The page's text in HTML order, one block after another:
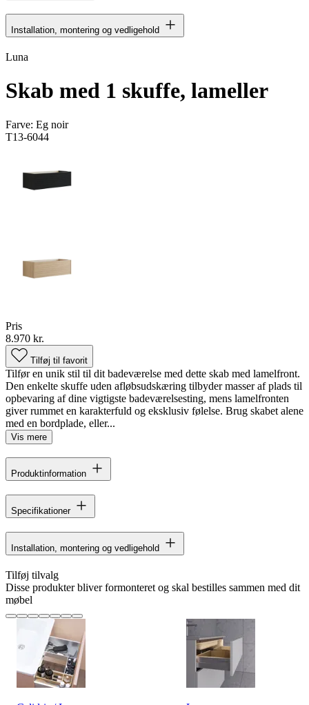
Installation, montering og vedligehold
Luna
Skab med 1 skuffe, lameller
Farve: Eg noir
T13-6044
Pris
8.970 kr.
Tilføj til favorit
Tilfør en unik stil til dit badeværelse med dette skab med lamelfront.
Den enkelte skuffe uden afløbsudskæring tilbyder masser af plads til
opbevaring af dine vigtigste badeværelsesting, mens lamelfronten
giver rummet en karakterfuld og eksklusiv følelse. Brug skabet alene
med en bordplade, eller...
Vis mere
Produktinformation
Specifikationer
Installation, montering og vedligehold
Tilføj tilvalg
Disse produkter bliver formonteret og skal bestilles sammen med dit
møbel